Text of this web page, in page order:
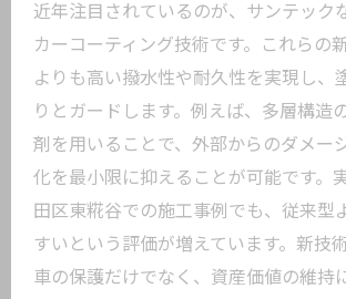
近年注目されているのが、サンテック
カーコーティング技術です。これらの
よりも高い撥水性や耐久性を実現し、
りとガードします。例えば、多層構造
剤を用いることで、外部からのダメー
化を最小限に抑えることが可能です。
田区東糀谷での施工事例でも、従来型
すいという評価が増えています。新技
車の保護だけでなく、資産価値の維持